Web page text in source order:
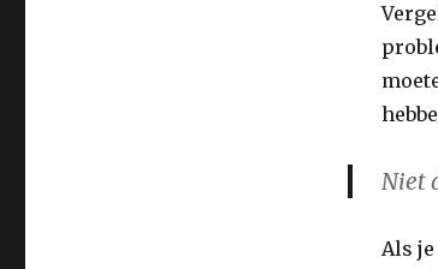
Niet
Als